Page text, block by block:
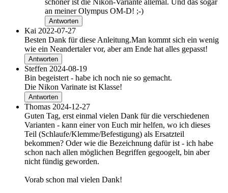
schöner ist die Nikon-Variante allemal. Und das sogar
an meiner Olympus OM-D! ;-)
Antworten
Kai 2022-07-27
Besten Dank für diese Anleitung.Man kommt sich ein wenig
wie ein Neandertaler vor, aber am Ende hat alles gepasst!
Antworten
Steffen 2024-08-19
Bin begeistert - habe ich noch nie so gemacht.
Die Nikon Varinate ist Klasse!
Antworten
Thomas 2024-12-27
Guten Tag, erst einmal vielen Dank für die verschiedenen
Varianten - kann einer von Euch mir helfen, wo ich dieses
Teil (Schlaufe/Klemme/Befestigung) als Ersatzteil
bekommen? Oder wie die Bezeichnung dafür ist - ich habe
schon nach allen möglichen Begriffen gegoogelt, bin aber
nicht fündig geworden.
Vorab schon mal vielen Dank!